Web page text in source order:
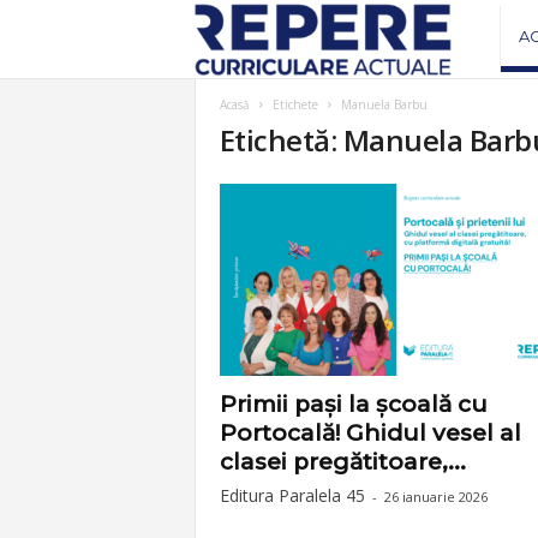
v
Acasă Etichete Manuela Barbu
Etichetă: Manuela
Primii pași la școală cu
Portocală! Ghidul vesel al
clasei pregătitoare,...
Editura Paralela 45 - 26 ianuarie 2026